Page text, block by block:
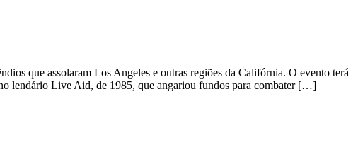
que assolaram Los Angeles e outras regiões da Califórnia. O evento terá
lendário Live Aid, de 1985, que angariou fundos para combater […]